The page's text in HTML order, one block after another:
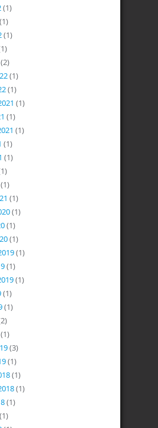
(1)
(1)
(1)
(2)
(1)
(1)
(1)
(1)
(1)
(1)
(1)
(1)
(1)
(1)
(1)
(1)
(1)
(1)
(1)
(1)
(1)
(1)
(3)
(1)
(1)
(1)
(1)
(1)